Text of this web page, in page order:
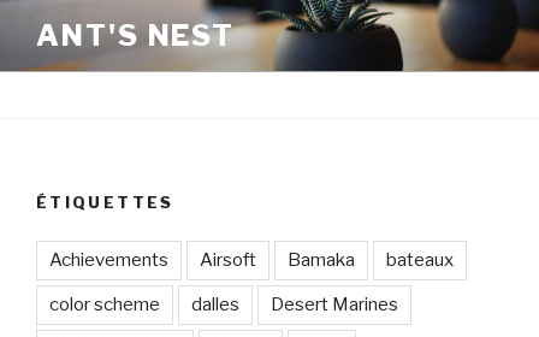
contenu
ANT'S NEST
ÉTIQUETTES
Achievements Airsoft Bamaka bateaux
color scheme dalles Desert Marines